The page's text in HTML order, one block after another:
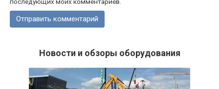
Новости и обзоры оборудования